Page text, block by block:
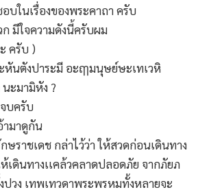
ในเรื่องของพระคาถา ครับ
มีใจความดังนี้ครับผม
ครับ )
หันตังปาระมี อะฤๅมนุษย์ษะเทเวหิ
ะมามิหัง ?
บครับ
ามาดูกัน
ราชเดช กล่าไว้ว่า ให้สวดก่อนเดินทาง
เดินทางเเคล้วคลาดปลอดภัย จากภัยภ
วง เทพเทวดาพระพรหมทั้งหลายจะ